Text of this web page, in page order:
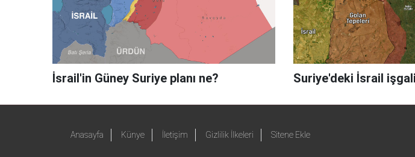
İsrail'in Güney Suriye planı ne? Suriye'deki İsrail
Anasayfa Künye İletişim Gizlilik İlkeleri Sitene Ekle